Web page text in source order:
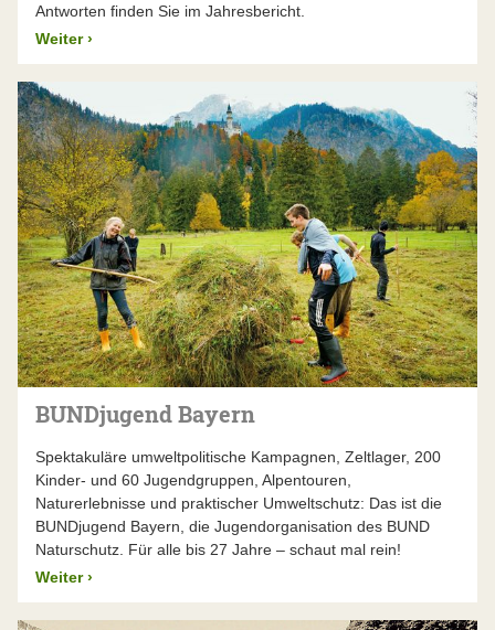
Antworten finden Sie im Jahresbericht.
Weiter ›
BUNDjugend Bayern
Spektakuläre umweltpolitische Kampagnen, Zeltlager, 200
Kinder- und 60 Jugendgruppen, Alpentouren,
Naturerlebnisse und praktischer Umweltschutz: Das ist die
BUNDjugend Bayern, die Jugendorganisation des BUND
Naturschutz. Für alle bis 27 Jahre – schaut mal rein!
Weiter ›